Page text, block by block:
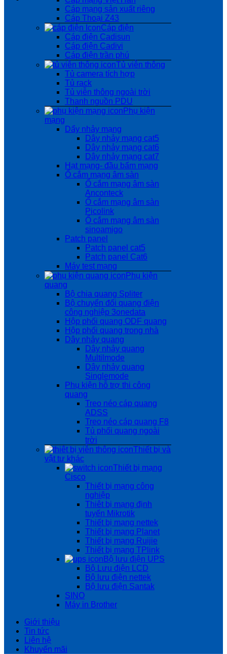
Cáp mạng sản xuất riêng
Cáp Thoại Z43
Cáp điện
Cáp điện Cadisun
Cáp điện Cadivi
Cáp điện trần phú
Tủ viễn thông
Tủ camera tích hợp
Tủ rack
Tủ viễn thông ngoài trời
Thanh nguồn PDU
Phụ kiện
mạng
Dẩy nhảy mạng
Dây nhảy mạng cat5
Dây nhảy mạng cat6
Dây nhảy mạng cat7
Hạt mạng- đầu bấm mạng
Ổ cắm mạng âm sàn
Ổ cắm mạng âm sàn
Anconteck
Ổ cắm mạng âm sàn
Picolink
Ổ cắm mạng âm sàn
sinoamigo
Patch panel
Patch panel cat5
Patch panel Cat6
Máy test mạng
Phụ kiện
quang
Bộ chia quang Spliter
Bộ chuyển đổi quang điện
công nghiệp 3onedata
Hộp phối quang ODF quang
Hộp phối quang trong nhà
Dây nhảy quang
Dây nhảy quang
Multilmode
Dây nhảy quang
Singlemode
Phụ kiện hỗ trợ thi công
quang
Treo néo cáp quang
ADSS
Treo néo cáp quang F8
Tủ phối quang ngoài
trời
Thiết bị và
vật tư khác
Thiết bị mạng
Cisco
Thiết bị mạng công
nghiệp
Thiêt bị mạng định
tuyến Mikrotik
Thiết bị mạng nettek
Thiết bị mạng Planet
Thiết bị mạng Ruijie
Thiết bị mạng TPlink
Bộ lưu điện UPS
Bộ Lưu điện LCD
Bộ lưu điện nettek
Bộ lưu điện Santak
SINO
Máy in Brother
Giới thiệu
Tin tức
Liên hệ
Khuyến mãi